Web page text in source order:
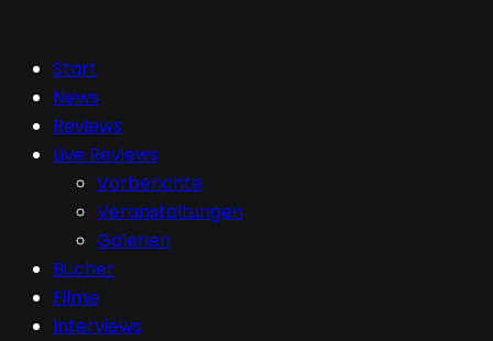
Start
News
Reviews
Live Reviews
Vorberichte
Veranstaltungen
Galerien
Bücher
Filme
Interviews